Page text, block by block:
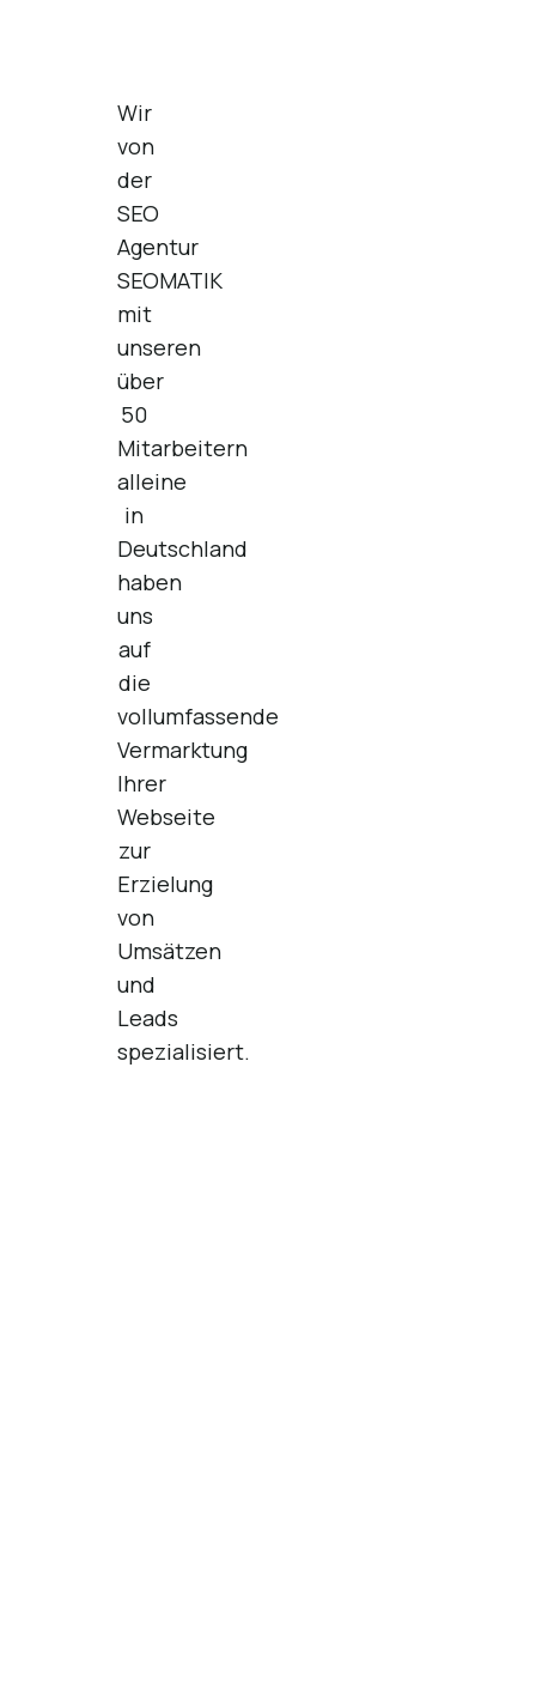
Wir
von
der
SEO
Agentur
SEOMATIK
mit
unseren
über
50
Mitarbeitern
alleine
in
Deutschland
haben
uns
auf
die
vollumfassende
Vermarktung
Ihrer
Webseite
zur
Erzielung
von
Umsätzen
und
Leads
spezialisiert.